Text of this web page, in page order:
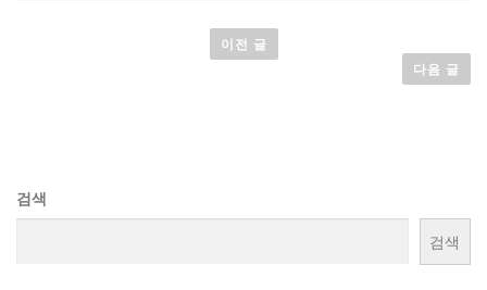
이전 글
다음 글
검색
검색